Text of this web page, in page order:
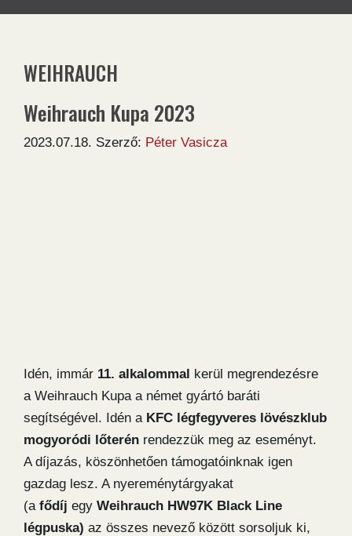
WEIHRAUCH
Weihrauch Kupa 2023
2023.07.18. Szerző: Péter Vasicza
Idén, immár 11. alkalommal kerül megrendezésre
a Weihrauch Kupa a német gyártó baráti
segítségével. Idén a KFC légfegyveres lövészklub
mogyoródi lőterén rendezzük meg az eseményt.
A díjazás, köszönhetően támogatóinknak igen
gazdag lesz. A nyereménytárgyakat
(a fődíj egy Weihrauch HW97K Black Line
légpuska) az összes nevező között sorsoljuk ki,